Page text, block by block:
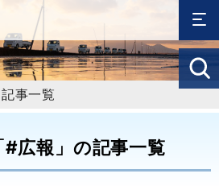
事一覧
広報」の記事一覧